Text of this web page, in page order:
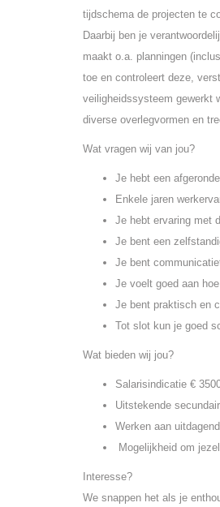
tijdschema de projecten te
Daarbij ben je
maakt o.a. planningen
toe en controleert deze,
veiligheidssysteem gewerkt
diverse overlegvormen en
Wat vragen wij van jou?
Je hebt een
Enkele jaren
Je hebt ervaring met
Je bent een
Je bent
Je voelt goed aan
Je bent praktisch en
Tot slot kun je goed
Wat bieden wij jou?
Salarisindicatie €
Uitstekende
Werken aan
Mogelijkheid om
Interesse?
We snappen het als je